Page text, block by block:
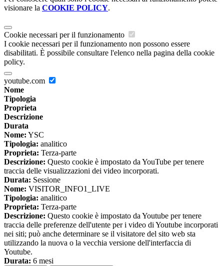
visionare la COOKIE POLICY.
Cookie necessari per il funzionamento
I cookie necessari per il funzionamento non possono essere
disabilitati. È possibile consultare l'elenco nella pagina della cookie
policy.
youtube.com
Nome
Tipologia
Proprieta
Descrizione
Durata
Nome: YSC
Tipologia: analitico
Proprieta: Terza-parte
Descrizione: Questo cookie è impostato da YouTube per tenere
traccia delle visualizzazioni dei video incorporati.
Durata: Sessione
Nome: VISITOR_INFO1_LIVE
Tipologia: analitico
Proprieta: Terza-parte
Descrizione: Questo cookie è impostato da Youtube per tenere
traccia delle preferenze dell'utente per i video di Youtube incorporati
nei siti; può anche determinare se il visitatore del sito web sta
utilizzando la nuova o la vecchia versione dell'interfaccia di
Youtube.
Durata: 6 mesi